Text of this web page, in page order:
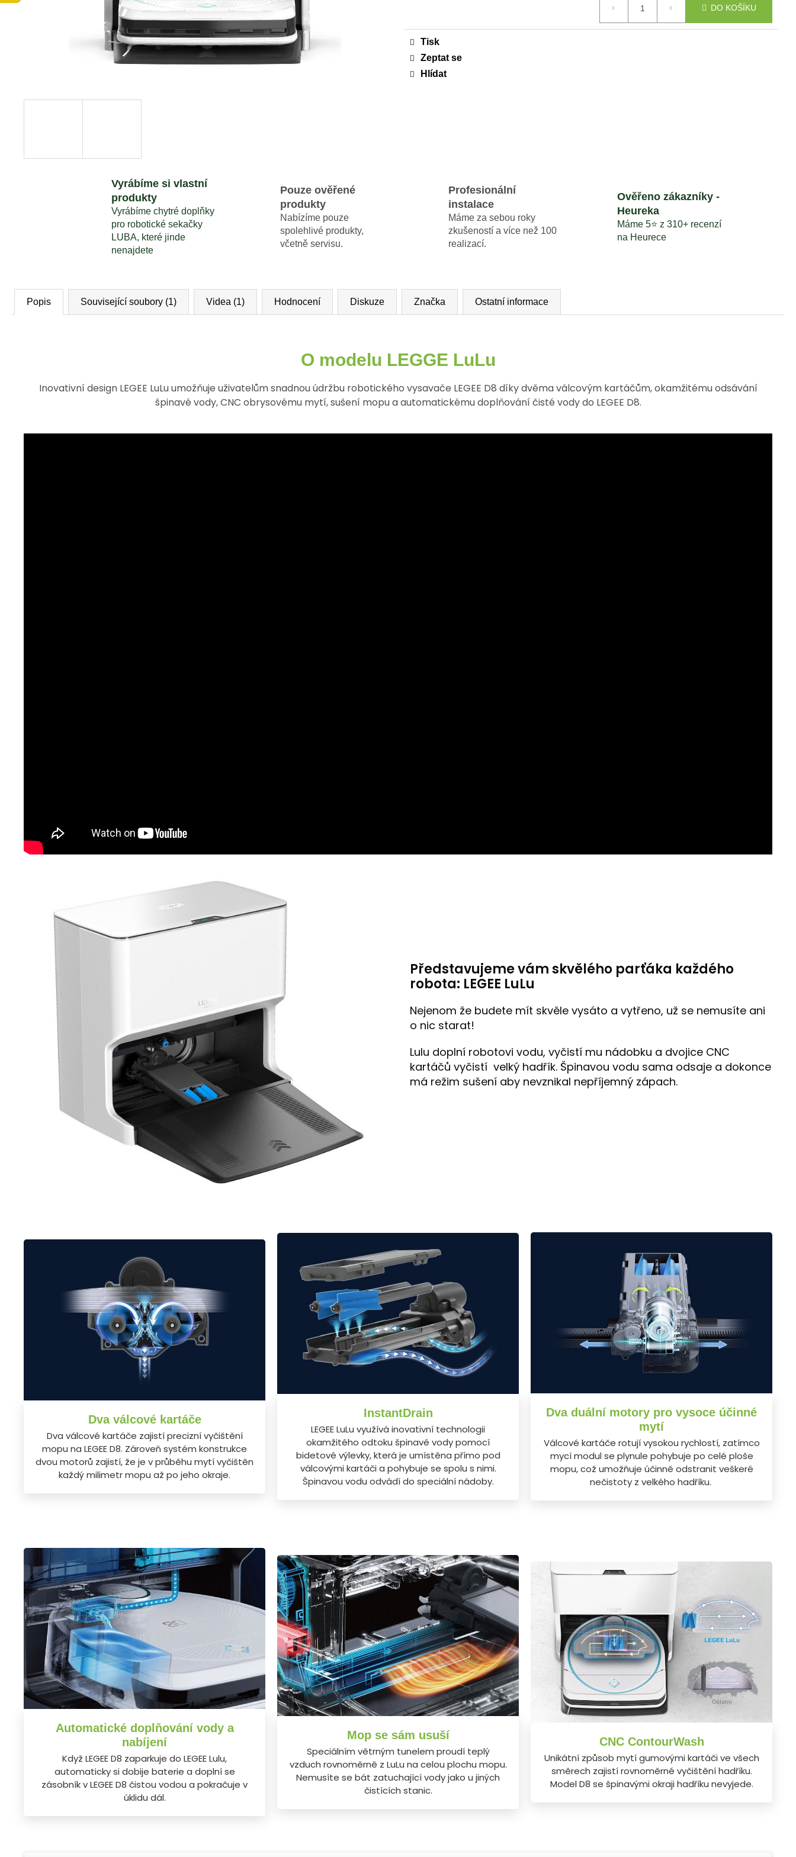
DO KOŠÍKU
Tisk
Zeptat se
Hlídat
Vyrábíme si vlastní
produkty
Vyrábíme chytré doplňky
pro robotické sekačky
LUBA, které jinde
nenajdete
Pouze ověřené
produkty
Nabízíme pouze
spolehlivé produkty,
včetně servisu.
Profesionální
instalace
Máme za sebou roky
zkušeností a více než 100
realizací.
Ověřeno zákazníky -
Heureka
Máme 5⭐️ z 310+ recenzí
na Heurece
Popis Související soubory (1) Videa (1) Hodnocení Diskuze Značka Ostatní informace
O modelu LEGGE LuLu
Inovativní design LEGEE LuLu umožňuje uživatelům snadnou údržbu robotického vysavače LEGEE D8 díky dvěma válcovým kartáčům, okamžitému odsávání
špinavé vody, CNC obrysovému mytí, sušení mopu a automatickému doplňování čisté vody do LEGEE D8.
Představujeme vám skvělého parťáka každého
robota: LEGEE LuLu
Nejenom že budete mít skvěle vysáto a vytřeno, už se nemusíte ani
o nic starat!
Lulu doplní robotovi vodu, vyčistí mu nádobku a dvojice CNC
kartáčů vyčistí velký hadřík. Špinavou vodu sama odsaje a dokonce
má režim sušení aby nevznikal nepříjemný zápach.
Dva válcové kartáče
Dva válcové kartáče zajistí precizní vyčištění
mopu na LEGEE D8. Zároveň systém konstrukce
dvou motorů zajistí, že je v průběhu mytí vyčištěn
každý milimetr mopu až po jeho okraje.
InstantDrain
LEGEE LuLu využívá inovativní technologii
okamžitého odtoku špinavé vody pomocí
bidetové výlevky, která je umístěna přímo pod
válcovými kartáči a pohybuje se spolu s nimi.
Špinavou vodu odvádí do speciální nádoby.
Dva duální motory pro vysoce účinné
mytí
Válcové kartáče rotují vysokou rychlostí, zatímco
mycí modul se plynule pohybuje po celé ploše
mopu, což umožňuje účinně odstranit veškeré
nečistoty z velkého hadříku.
Automatické doplňování vody a
nabíjení
Když LEGEE D8 zaparkuje do LEGEE Lulu,
automaticky si dobije baterie a doplní se
zásobník v LEGEE D8 čistou vodou a pokračuje v
úklidu dál.
Mop se sám usuší
Speciálním větrným tunelem proudí teplý
vzduch rovnoměrně z LuLu na celou plochu mopu.
Nemusíte se bát zatuchající vody jako u jiných
čistících stanic.
CNC ContourWash
Unikátní způsob mytí gumovými kartáči ve všech
směrech zajistí rovnoměrné vyčištění hadříku.
Model D8 se špinavými okraji hadříku nevyjede.
MAMMOTION LUBA SADA NOŽŮ 24KS
MAMMOTION LUBA MINI A YUKA MINI
DOMEČEK / GARÁŽ 2026
3 990 Kč
Původně:
5 990 Kč
MAMMOTION LUBA MINI AWD LIDAR